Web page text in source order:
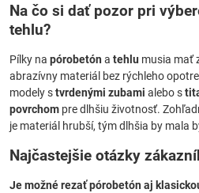
Na čo si dať pozor pri
tehlu?
Pílky na pórobetón a tehlu musia mať
abrazívny materiál bez rýchleho
modely stvrdenými zubami alebo s
povrchom pre dlhšiu životnosť.
je materiál hrubší, tým dlhšia by mala
Najčastejšie otázky
Je možné rezať pórobetón aj